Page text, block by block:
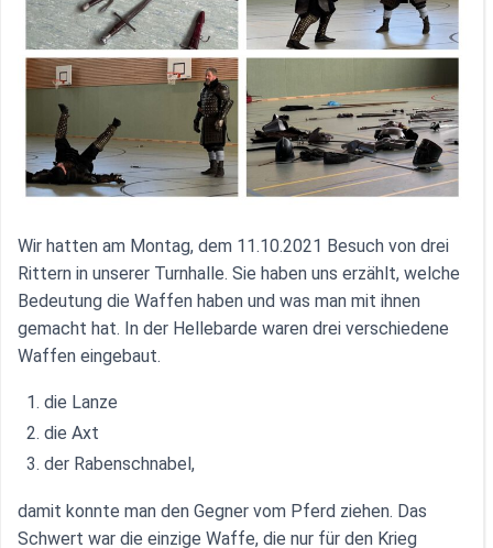
Wir hatten am Montag, dem 11.10.2021 Besuch von drei
Rittern in unserer Turnhalle. Sie haben uns erzählt, welche
Bedeutung die Waffen haben und was man mit ihnen
gemacht hat. In der Hellebarde waren drei verschiedene
Waffen eingebaut.
die Lanze
die Axt
der Rabenschnabel,
damit konnte man den Gegner vom Pferd ziehen. Das
Schwert war die einzige Waffe, die nur für den Krieg